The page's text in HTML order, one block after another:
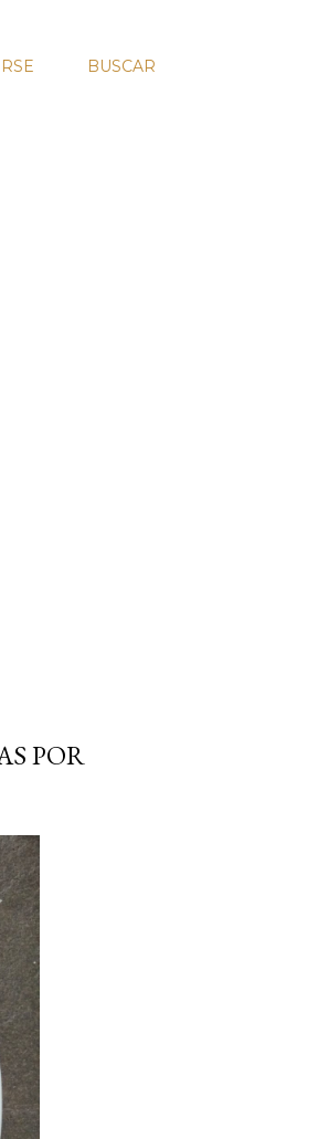
BUSCAR
POR